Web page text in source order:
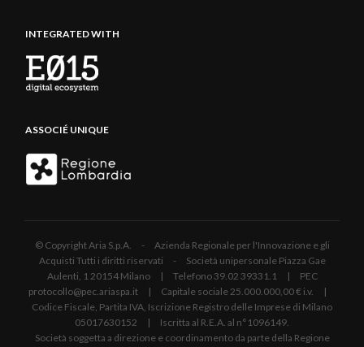
INTEGRATED WITH
ASSOCIÉ UNIQUE
© Copyright Aria S.p.A. - Azienda Regionale per l'Innovazione e gli
Acquisti Tutti i diritti riservati - Società unipersonale Piazza Gae
Aulenti, 1 20154 Milano | Telefono 39.02 39331.1 | PEC
protocollo@pec.ariaspa.it | Capitale sociale 25.000.000,00 € i.v. |
Codice Fiscale, Partita IVA, Iscrizione Registro delle Imprese di Milano
05017630152 | Iscritta al R.E.A. al n°1096149.
Società soggetta a direzione e coordinamento da parte della Regione